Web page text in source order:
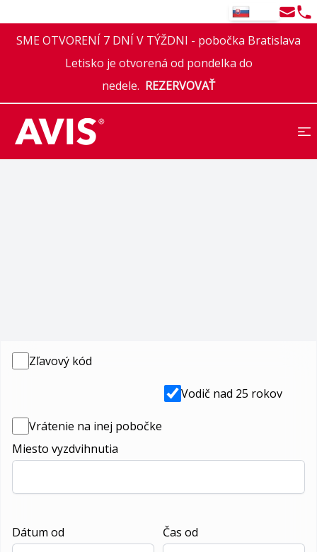
SK Email
SME OTVORENÍ 7 DNÍ V TÝŽDNI - pobočka Bratislava
Letisko je otvorená od pondelka do
nedele. REZERVOVAŤ
Vrátenie na inej pobočke
Vodič nad 25 rokov
Zľavový kód
Miesto vyzdvihnutia
Dátum od
Čas od